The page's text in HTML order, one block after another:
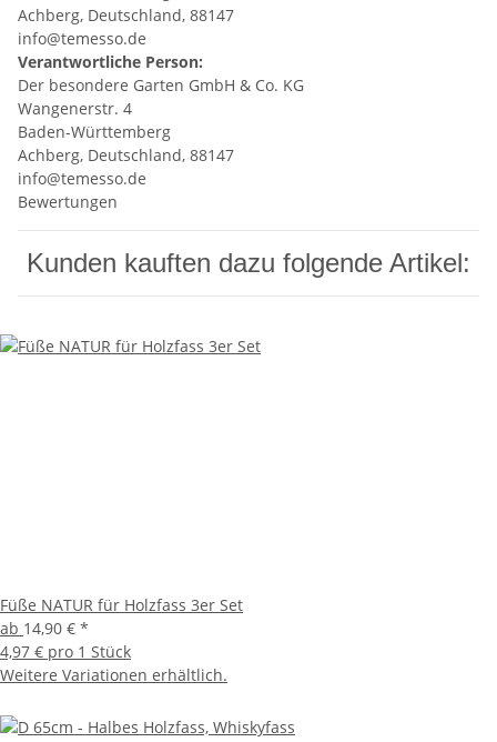
Achberg, Deutschland, 88147
info@temesso.de
Verantwortliche Person:
Der besondere Garten GmbH & Co. KG
Wangenerstr. 4
Baden-Württemberg
Achberg, Deutschland, 88147
info@temesso.de
Bewertungen
Kunden kauften dazu folgende Artikel:
Füße NATUR für Holzfass 3er Set
ab 14,90 € *
4,97 € pro 1 Stück
Weitere Variationen erhältlich.